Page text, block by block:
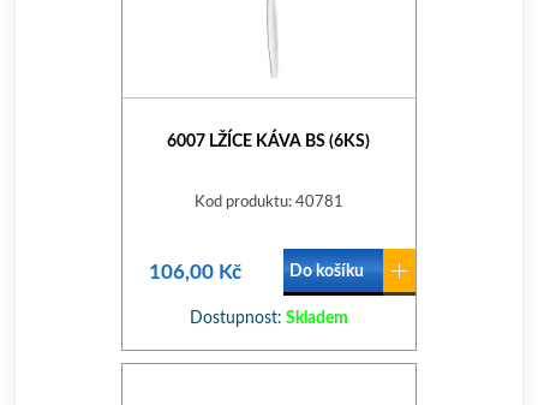
6007 LŽÍCE KÁVA BS (6KS)
Kod produktu: 40781
106,00 Kč Do košíku
Dostupnost: Skladem